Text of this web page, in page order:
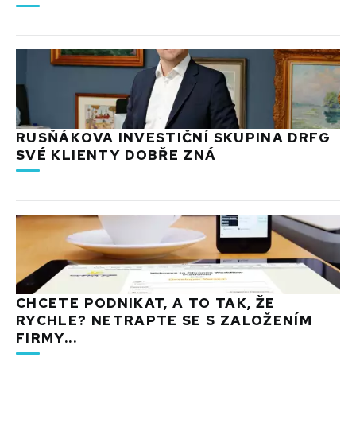
RUSŇÁKOVA INVESTIČNÍ SKUPINA DRFG
SVÉ KLIENTY DOBŘE ZNÁ
CHCETE PODNIKAT, A TO TAK, ŽE
RYCHLE? NETRAPTE SE S ZALOŽENÍM
FIRMY...